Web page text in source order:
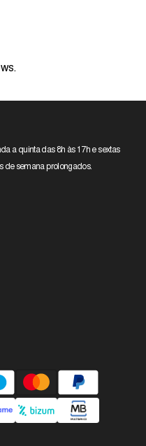
a quinta das 8h às 17h e sextas
de semana prolongados.